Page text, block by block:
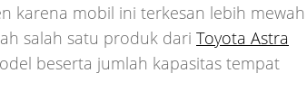
karena mobil ini terkesan lebih mewah
salah satu produk dari Toyota Astra
beserta jumlah kapasitas tempat